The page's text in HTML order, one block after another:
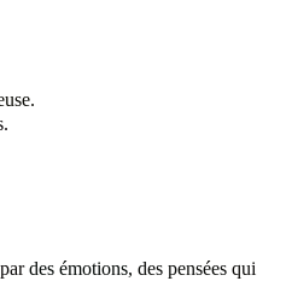
des émotions, des pensées qui